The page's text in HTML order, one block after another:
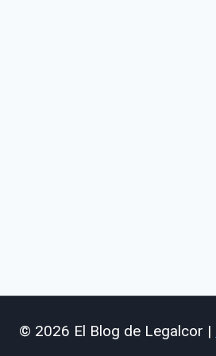
© 2026 El Blog de Legalcor |